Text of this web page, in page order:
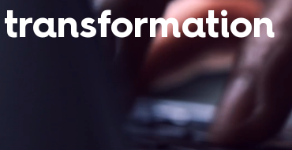
Polen
Schweiz
Spanien
Storbritannien